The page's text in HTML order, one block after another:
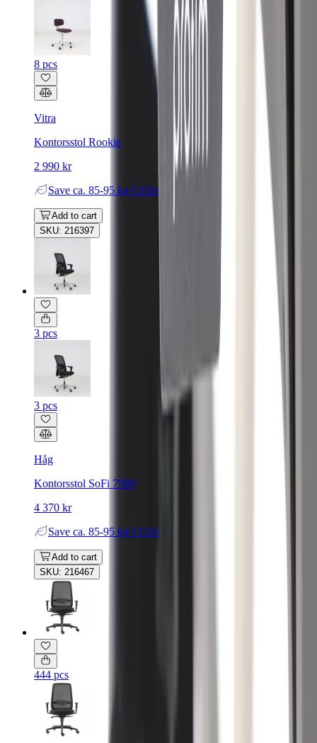
8 pcs
Vitra
Kontorsstol Rookie
2 990 kr
Save ca. 85-95 kg CO2e
Add to cart
SKU: 216397
3 pcs
3 pcs
Håg
Kontorsstol SoFi 7500
4 370 kr
Save ca. 85-95 kg CO2e
Add to cart
SKU: 216467
444 pcs